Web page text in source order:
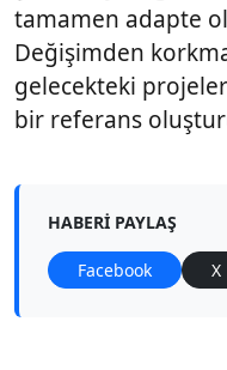
tamamen adapte
Değişimden
gelecekteki
bir referans
HABERI PAYLAŞ
Facebook X